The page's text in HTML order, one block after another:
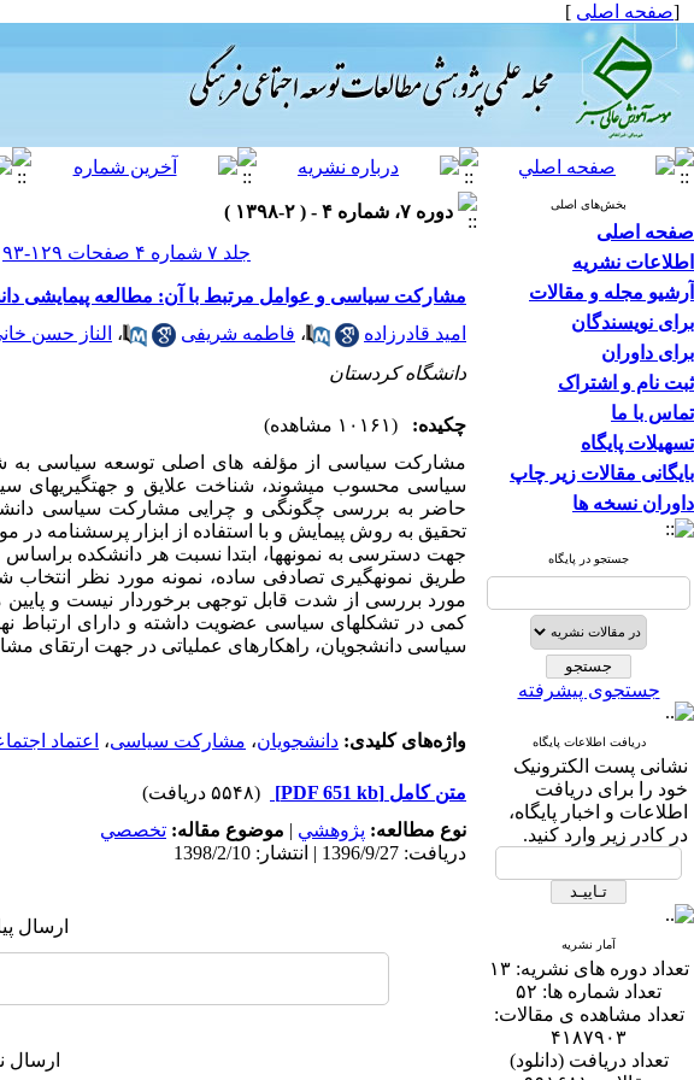
[صفحه اصلی ]
بخش‌های اصلی
صفحه اصلی
اطلاعات نشریه
آرشیو مجله و مقالات
برای نویسندگان
برای داوران
ثبت نام و اشتراک
تماس با ما
تسهیلات پایگاه
بایگانی مقالات زیر چاپ
داوران نسخه ها
جستجو در پایگاه
جستجوی پیشرفته
دریافت اطلاعات پایگاه
نشانی پست الکترونیک
خود را برای دریافت
اطلاعات و اخبار پایگاه،
در کادر زیر وارد کنید.
آمار نشریه
تعداد دوره های نشریه:۱۳
تعداد شماره ها: ۵۲
تعداد مشاهده ی مقالات:
۴۱۸۷۹۰۳
تعداد دریافت (دانلود)
دوره ۷، شماره ۴ - ( ۲-۱۳۹۸ )
جلد ۷ شماره ۴ صفحات ۱۲۹-۹۳
مشارکت سیاسی و عوامل مرتبط با آن: مطالعه پیمایشی
امید قادرزاده
، فاطمه شریفی ، الناز حسن
دانشگاه کردستان
چکیده:
(۱۰۱۶۱ مشاهده)
مشارکت سیاسی از مؤلفه ­های اصلی توسعه سیاسی به­
سیاسی محسوب می­شوند، شناخت علایق و جهت­گیری­های
حاضر به بررسی چگونگی و چرایی مشارکت سیاسی
تحقیق به روش پیمایش و با استفاده از ابزار پرسشنامه در مورد370 نفر از دانشجویان دانشگاه کردستان انجام
جهت دسترسی به نمونه­ها، ابتدا نسبت هر دانشکده
طریق نمونه­گیری تصادفی ساده، نمونه مورد نظر
مورد بررسی از شدت قابل توجهی برخوردار نیست و
کمی در تشکل­های سیاسی عضویت داشته و دارای ارتباط
سیاسی دانشجویان، راهکارهای عملیاتی در جهت ارتقای
واژه‌های کلیدی: دانشجویان، مشارکت سیاسی، اعتماد
متن کامل [PDF 651 kb]
(۵۵۴۸ دریافت)
نوع مطالعه: پژوهشي | موضوع مقاله: تخصصي
دریافت: 1396/9/27 | انتشار: 1398/2/10
ارسال
ارسال